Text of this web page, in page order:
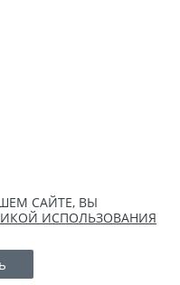
САЙТЕ, ВЫ
ИСПОЛЬЗОВАНИЯ